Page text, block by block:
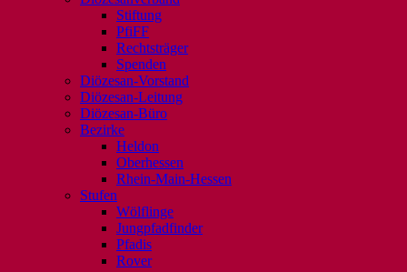
Stiftung
PfiFF
Rechtsträger
Spenden
Diözesan-Vorstand
Diözesan-Leitung
Diözesan-Büro
Bezirke
Heldon
Oberhessen
Rhein-Main-Hessen
Stufen
Wölflinge
Jungpfadfinder
Pfadis
Rover